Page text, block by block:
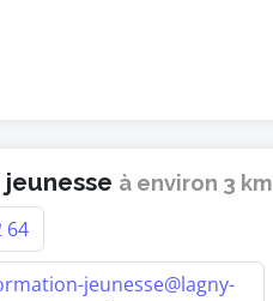
à environ 3 km
64
jeunesse@lagny-